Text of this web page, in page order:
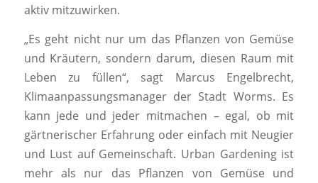
aktiv mitzuwirken.
„Es geht nicht nur um das Pflanzen von Gemüse
und Kräutern, sondern darum, diesen Raum mit
Leben zu füllen“, sagt Marcus Engelbrecht,
Klimaanpassungsmanager der Stadt Worms. Es
kann jede und jeder mitmachen – egal, ob mit
gärtnerischer Erfahrung oder einfach mit Neugier
und Lust auf Gemeinschaft. Urban Gardening ist
mehr als nur das Pflanzen von Gemüse und